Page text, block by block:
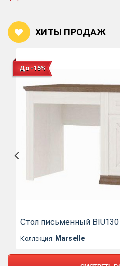
ХИТЫ ПРОДАЖ
До -15%
Стол письменный BIU130
Коллекция: Marselle